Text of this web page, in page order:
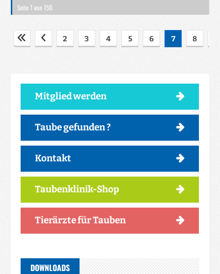
Seite 7 von 150
2 3 4 5 6 7 8
Mitglied werden
Taube gefunden ?
Kontakt
Taubenklinik-Shop
Tierärzte für Tauben
DOWNLOADS